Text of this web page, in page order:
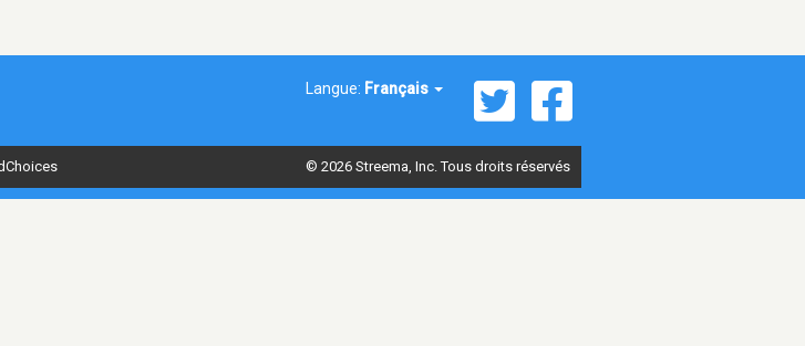
Langue: Français
© 2026 Streema, Inc. Tous droits réservés